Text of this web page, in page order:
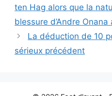
ten Hag alors que la
blessure d’Andre Onana
La déduction de 10
sérieux précédent